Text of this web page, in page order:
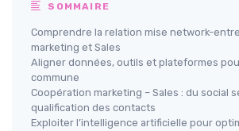
SOMMAIRE
Comprendre la relation mise network-
marketing et Sales
Aligner données, outils et plateformes
commune
Coopération marketing – Sales : du social
qualification des contacts
Exploiter l’intelligence artificielle pour